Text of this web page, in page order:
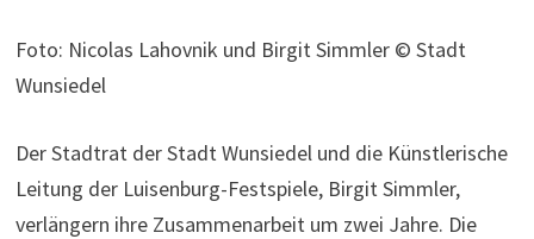
Foto: Nicolas Lahovnik und Birgit Simmler © Stadt
Wunsiedel
Der Stadtrat der Stadt Wunsiedel und die Künstlerische
Leitung der Luisenburg-Festspiele, Birgit Simmler,
verlängern ihre Zusammenarbeit um zwei Jahre. Die